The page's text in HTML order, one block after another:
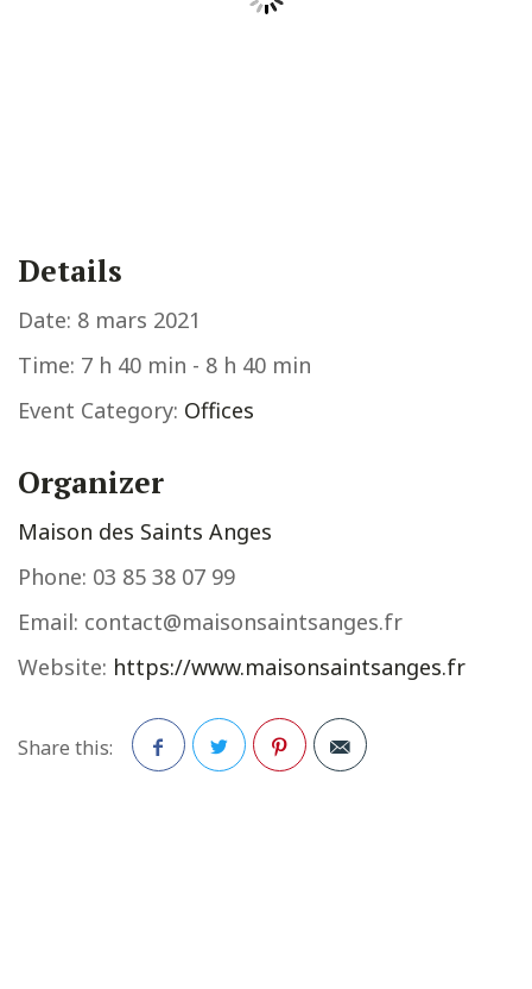
Details
Date: 8 mars 2021
Time: 7 h 40 min - 8 h 40 min
Event Category: Offices
Organizer
Maison des Saints Anges
Phone: 03 85 38 07 99
Email: contact@maisonsaintsanges.fr
Website: https://www.maisonsaintsanges.fr
Share this: